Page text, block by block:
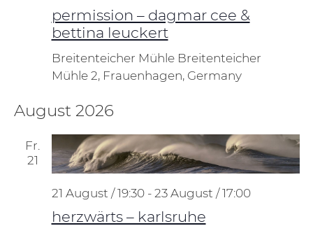
permission – dagmar cee &
bettina leuckert
Breitenteicher Mühle Breitenteicher
Mühle 2, Frauenhagen, Germany
August 2026
Fr.
21
herzwärts – karlsruhe
21 August / 19:30- 23 August / 17:00